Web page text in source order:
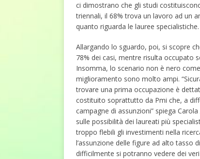
ci dimostrano che gli studi
triennali, il 68% trova un lavoro ad un
quanto riguarda le lauree specialistiche.
Allargando lo sguardo, poi, si scopre
78% dei casi, mentre risulta occupato
Insomma, lo scenario non è nero
miglioramento sono molto ampi.
trovare una prima occupazione è
costituito soprattutto da Pmi che, a
campagne di assunzioni” spiega
sulle possibilità dei laureati più
troppo flebili gli investimenti nella
l’assunzione delle figure ad alto tasso
difficilmente si potranno vedere dei